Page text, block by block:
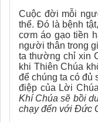
Cuộc đời mỗi
thế. Đó là bệnh
cơm áo gạo tiền
người thân trong
ta thường chỉ xin
khi Thiên Chúa
để chúng ta có đủ
điệp của Lời
Khí Chúa sẽ bồi
chạy đến với Đức